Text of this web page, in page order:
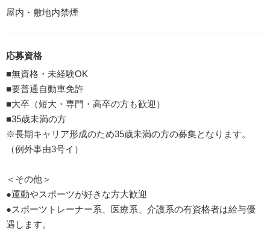
屋内・敷地内禁煙
応募資格
■無資格・未経験OK
■要普通自動車免許
■大卒（短大・専門・高卒の方も歓迎）
■35歳未満の方
※長期キャリア形成のため35歳未満の方の募集となります。
（例外事由3号イ）
＜その他＞
●運動やスポーツが好きな方大歓迎
●スポーツトレーナー系、医療系、介護系の有資格者は給与優
遇します。